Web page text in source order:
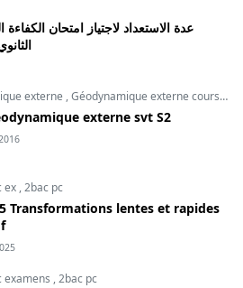
عدة الاستعداد لاجتياز امتحان الكفاءة
externe ,Géodynamique externe cours ,
externe svt S2
ex ,2bac pc
Transformations lentes et rapides
examens ,2bac pc